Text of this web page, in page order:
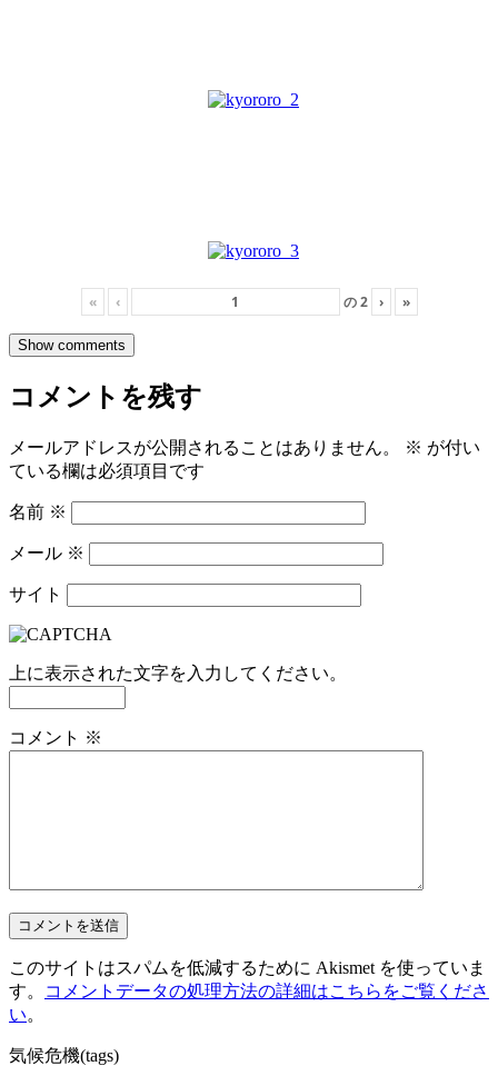
« ‹ の2 › »
Show comments
コメントを残す
メールアドレスが公開されることはありません。 ※ が付い
ている欄は必須項目です
名前 ※
メール ※
サイト
上に表示された文字を入力してください。
コメント ※
このサイトはスパムを低減するために Akismet を使っていま
す。
コメントデータの処理方法の詳細はこちらをご覧くださ
い。
気候危機(tags)